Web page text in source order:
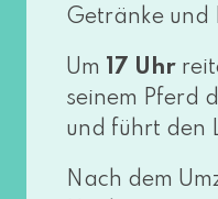
Getränke und
Um 17 Uhr
sei­nem Pferd
und führt den
Nach dem